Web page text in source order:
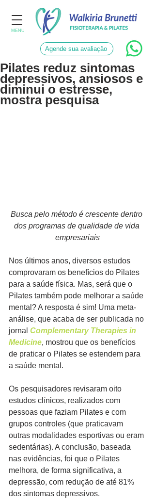
MENU
Agende sua avaliação
Pilates reduz sintomas
depressivos, ansiosos e
diminui o estresse,
mostra pesquisa
Busca pelo método é crescente dentro
dos programas de qualidade de vida
empresariais
Nos últimos anos, diversos estudos
comprovaram os benefícios do Pilates
para a saúde física. Mas, será que o
Pilates também pode melhorar a saúde
mental? A resposta é sim! Uma meta-
análise, que acaba de ser publicada no
jornal Complementary Therapies in
Medicine, mostrou que os benefícios
de praticar o Pilates se estendem para
a saúde mental.
Os pesquisadores revisaram oito
estudos clínicos, realizados com
pessoas que faziam Pilates e com
grupos controles (que praticavam
outras modalidades esportivas ou eram
sedentárias). A conclusão, baseada
nas evidências, foi que o Pilates
melhora, de forma significativa, a
depressão, com redução de até 81%
dos sintomas depressivos.